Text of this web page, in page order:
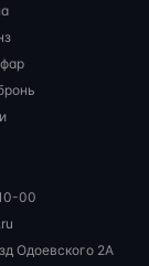
00
Одоевского 2А